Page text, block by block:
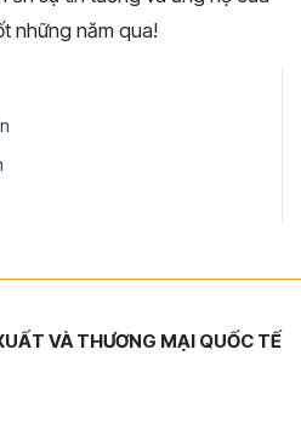
những năm qua!
VÀ THƯƠNG MẠI QUỐC TẾ